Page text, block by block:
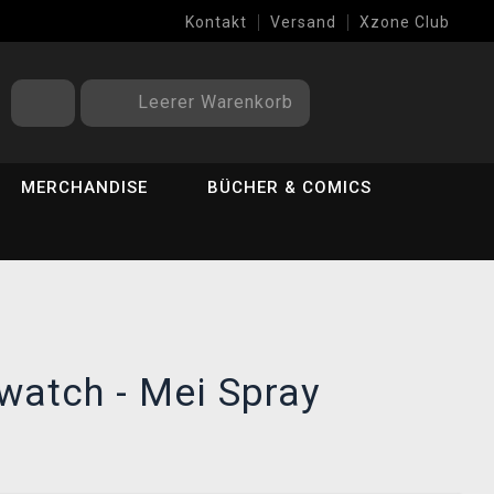
Kontakt Versand Xzone Club
Leerer Warenkorb
MERCHANDISE BÜCHER & COMICS
- Mei Spray